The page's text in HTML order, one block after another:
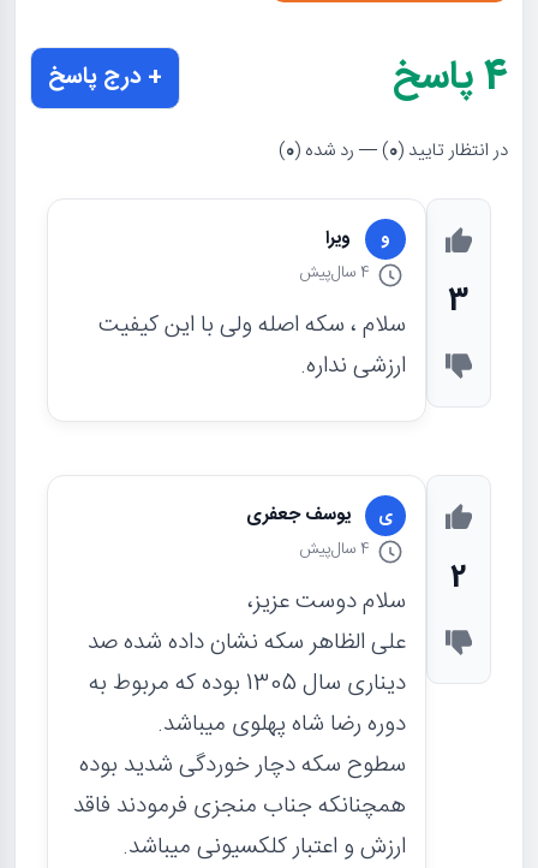
4پاسخ + درج پاسخ
در انتظار تایید (0) — رد شده (0
)
3
و ویرا
4 سال پیش
سلام ، سکه اصله ولی با این کیفیت
ارزشی نداره.
2
ی یوسف جعفری
4 سال پیش
سلام دوست عزیز،
علی الظاهر سکه نشان داده شده صد
دیناری سال 1305 بوده که مربوط به
دوره رضا شاه پهلوی میباشد.
سطوح سکه دچار خوردگی شدید بوده
همچنانکه جناب منجزی فرمودند فاقد
ارزش و اعتبار کلکسیونی میباشد.